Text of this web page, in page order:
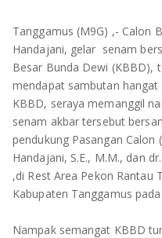
LAMPUNG BARAT
LAMPUNG SELATAN
PESAWARAN
TANGGAMUS
PESISIR BARAT
Tanggamus (M9G) ,- Calon
Handajani, gelar senam
Besar Bunda Dewi (KBBD),
mendapat sambutan
KBBD, seraya memanggil
senam akbar tersebut
pendukung Pasangan
Handajani, S.E., M.M., dan
,di Rest Area Pekon Rantau
Kabupaten Tanggamus
Nampak semangat KBBD